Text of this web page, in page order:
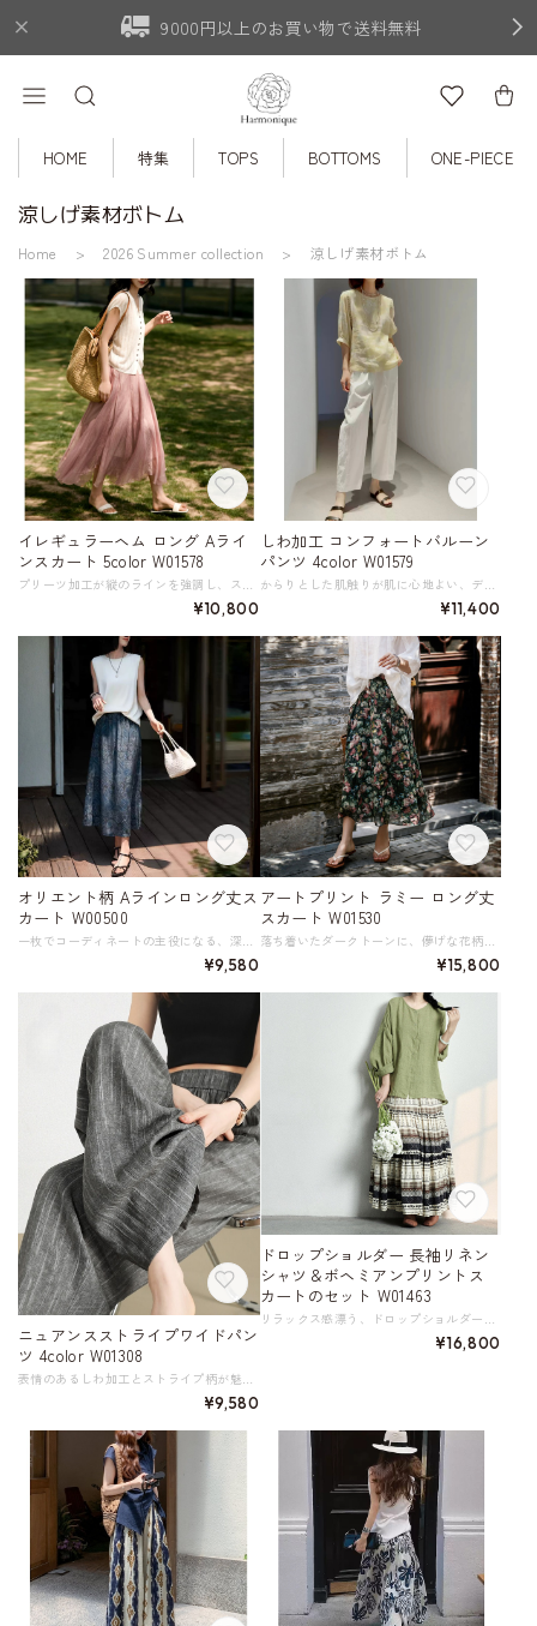
9000円以上のお買い物で送料無料
HOME 特集 TOPS BOTTOMS ONE-PIECE
涼しげ素材ボトム
Home 2026 Summer collection 涼しげ素材ボトム
イレギュラーヘム ロング Aライ
ンスカート 5color W01578
¥10,800
しわ加工 コンフォートバルーン
パンツ 4color W01579
¥11,400
オリエント柄 Aラインロング丈ス
カート W00500
一枚でコーディネートの主役になる、深い藍色のオリエンタル柄のロングスカート。 軽やかで気品を持つ厳選された桑絹混の生地は、真珠のような上品でほのかな柔らかな光沢を放ちます。 手触りは柔らかく滑らかで吸湿性と通気性に優れ、肌触りも抜群。 柄の配置と色合いが絶妙で、見る角度によって表情を変えます。 足元をすっきりと見せてくれるロング丈は、サンダルやフラットシューズとの相性も抜群。 サイドにさりげなく入ったスリットが、動きやすさと女性らしさを両立させています。 リゾートスタイルや、ちょっとしたお出かけにもおすすめ。 夏の気分を盛り上げてくれる一枚です。 《サイズ》 S : ウエスト64cm ヒップ101cm スカート丈83cm 参考体重～52㎏ M : ウエスト68cm ヒップ105cm スカート丈84.2cm 参考体重52～57㎏ L : ウエスト72cm ヒップ109cm スカート丈85.4cm 参考体重57～62㎏ XL : ウエスト76cm ヒップ113cm スカート丈86.6cm 参考体重62～68㎏ ※採寸方法により1～3cmの誤差がある場合がございます 《素材》 シルク50％ ポリエステル50％ ※裏地なしタイプ（透け感はありません） ◇サイズで迷ったらこちらをチェック https://harmonique.my.canva.site/dagieuhhs-e ◇商品を購入する前にこちらの【ご購入前に必ずお読みください】をご確認の上お買い求めください。 https://shop.harmonique.net/blog/2024/06/25/010751 《注意事項》 *harmoniqueではお客様からのご注文を受け、お客様の商品を製作・取り寄せしております。 *基本的にお取り寄せ商品となるため、発送までに《1～3週間前後》お時間をいただいております。 *ご覧いただいているPCやスマートフォンの画面により実物と多少色合いが異なる場合がございます。 *イメージ違いやサイズ違い等、その他お客様都合によりますキャンセル・返品交換はご遠慮ください。 トップページはこちら https://shop.harmonique.net/
¥9,580
アートプリント ラミー ロング丈
スカート W01530
落ち着いたダークトーンに、儚げな花柄が美しいロング丈フレアスカート。 歩くたびに揺れるシルエットが女性らしさを引き立て、コーディネートにエレガントな雰囲気をプラスします。 リネンの涼し気でナチュラルな質感は、リラックスムードも満載。 きれいめなブラウスに合わせるのはもちろん、シンプルなTシャツも上品カジュアルに格上げしてくれる、まさに主役級スカート。 様々なスタイルに合わせやすく、コーディネート全体を華やかに演出してくれる、着回しの効くアイテムです。 《サイズ》 S : ウエスト68cm スカート丈83.5cm 参考体重～52㎏ M : ウエスト72cm スカート丈84.5cm 参考体重52～58㎏ L : ウエスト76cm スカート丈86cm 参考体重58～62㎏ XL : ウエスト80cm スカート丈87cm 参考体重62～75㎏ ※採寸方法により1～3cmの誤差がある場合がございます 《素材》 表地：ラミー100％ 裏地：綿100％ ◇サイズで迷ったらこちらをチェック https://harmonique.my.canva.site/dagieuhhs-e ◇商品を購入する前にこちらの【ご購入前に必ずお読みください】をご確認の上お買い求めください。 https://shop.harmonique.net/blog/2024/06/25/010751 《注意事項》 *harmoniqueではお客様からのご注文を受け、お客様の商品を製作・取り寄せしております。 *基本的にお取り寄せ商品となるため、発送までに《1～3週間前後》お時間をいただいております。 *ご覧いただいているPCやスマートフォンの画面により実物と多少色合いが異なる場合がございます。 *イメージ違いやサイズ違い等、その他お客様都合によりますキャンセル・返品交換はご遠慮ください。 トップページはこちら https://shop.harmonique.net/
¥15,800
ニュアンスストライプワイドパン
ツ 4color W01308
¥9,580
ドロップショルダー 長袖リネン
シャツ＆ボヘミアンプリントス
カートのセット W01463
¥16,800